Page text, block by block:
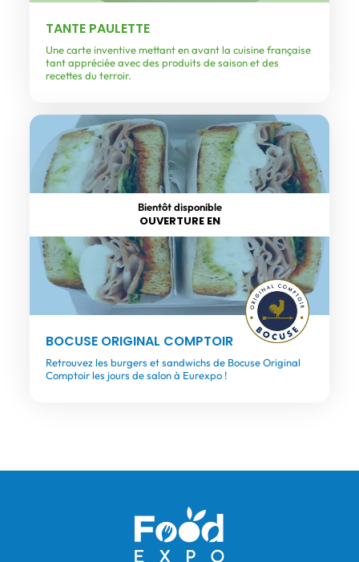
TANTE PAULETTE
Une carte inventive mettant en avant la cuisine française
tant appréciée avec des produits de saison et des
recettes du terroir.
Bientôt disponible
OUVERTURE EN
BOCUSE ORIGINAL COMPTOIR
Retrouvez les burgers et sandwichs de Bocuse Original
Comptoir les jours de salon à Eurexpo !